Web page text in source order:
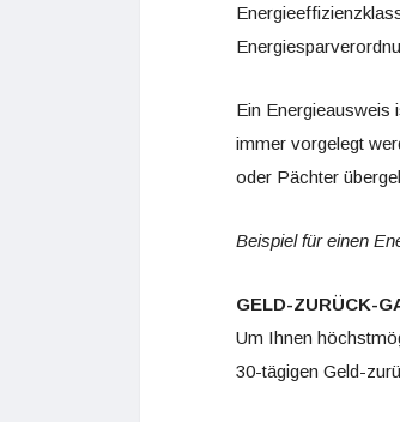
Ein Energieausweis
immer vorgelegt
oder Pächter
Beispiel für einen
GELD-ZURÜCK-
Um Ihnen
30-tägigen Geld-